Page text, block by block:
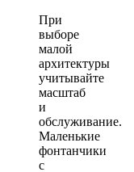
При
выборе
малой
архитектуры
учитывайте
масштаб
и
обслуживание.
Маленькие
фонтанчики
с